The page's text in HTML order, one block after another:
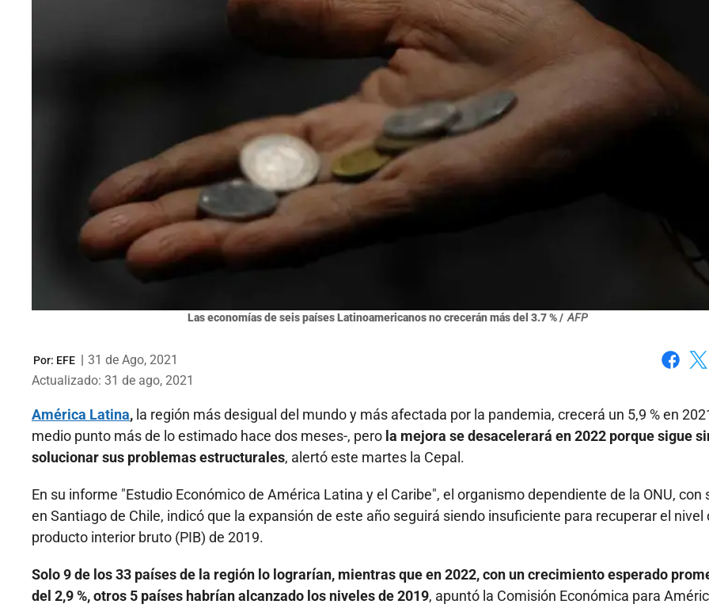
Las economías de seis países Latinoamericanos no crecerán más del 3.7 % / AFP
Por: EFE | 31 de Ago, 2021
Actualizado: 31 de ago, 2021
América Latina, la región más desigual del mundo y más afectada por la pandemia, crecerá un 5,9 % en
medio punto más de lo estimado hace dos meses-, pero la mejora se desacelerará en 2022 porque sigue
solucionar sus problemas estructurales, alertó este martes la Cepal.
En su informe "Estudio Económico de América Latina y el Caribe", el organismo dependiente de la ONU, con
en Santiago de Chile, indicó que la expansión de este año seguirá siendo insuficiente para recuperar el nivel
producto interior bruto (PIB) de 2019.
Solo 9 de los 33 países de la región lo lograrían, mientras que en 2022, con un crecimiento esperado
del 2,9 %, otros 5 países habrían alcanzado los niveles de 2019, apuntó la Comisión Económica para